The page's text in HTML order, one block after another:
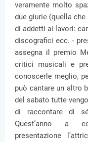
veramente molto
due giurie (quella
di addetti ai lavori:
discografici ecc. -
assegna il premio
critici musicali e
conoscerle meglio,
può cantare un altro
del sabato tutte
di raccontare di
Quest’anno a
presentazione